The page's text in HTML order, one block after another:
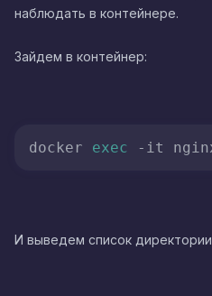
наблюдать в контейнере.
Зайдем в контейнер:
docker exec
И выведем список директории